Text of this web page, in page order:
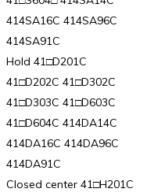
414SA16C 414SA96C
414SA91C
Hold 41□D201C
41□D202C 41□D302C
41□D303C 41□D603C
41□D604C 414DA14C
414DA16C 414DA96C
414DA91C
Closed center 41□H201C